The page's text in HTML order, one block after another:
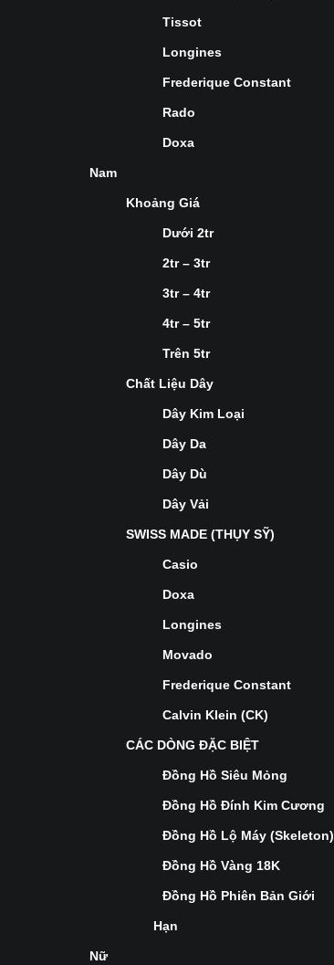
Tissot
Longines
Frederique Constant
Rado
Doxa
Nam
Khoảng Giá
Dưới 2tr
2tr – 3tr
3tr – 4tr
4tr – 5tr
Trên 5tr
Chất Liệu Dây
Dây Kim Loại
Dây Da
Dây Dù
Dây Vải
SWISS MADE (THỤY SỸ)
Casio
Doxa
Longines
Movado
Frederique Constant
Calvin Klein (CK)
CÁC DÒNG ĐẶC BIỆT
Đồng Hồ Siêu Mỏng
Đồng Hồ Đính Kim Cương
Đồng Hồ Lộ Máy (Skeleton)
Đồng Hồ Vàng 18K
Đồng Hồ Phiên Bản Giới
Hạn
Nữ